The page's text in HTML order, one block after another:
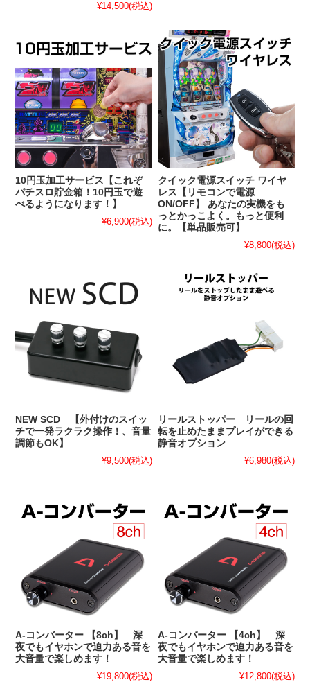
¥14,500(税込)
10円玉加工サービス【これぞ
パチスロ貯金箱！10円玉で遊
べるようになります！】
¥6,900(税込)
クイック電源スイッチ ワイヤ
レス【リモコンで電源
ON/OFF】 あなたの実機をも
っとかっこよく。もっと便利
に。【単品販売可】
¥8,800(税込)
NEW SCD 【外付けのスイッ
チで一発ラクラク操作！、音量
調節もOK】
¥9,500(税込)
リールストッパー リールの回
転を止めたままプレイができる
静音オプション
¥6,980(税込)
A-コンバーター 【8ch】 深
夜でもイヤホンで迫力ある音を
大音量で楽しめます！
¥19,800(税込)
A-コンバーター 【4ch】 深
夜でもイヤホンで迫力ある音を
大音量で楽しめます！
¥12,800(税込)